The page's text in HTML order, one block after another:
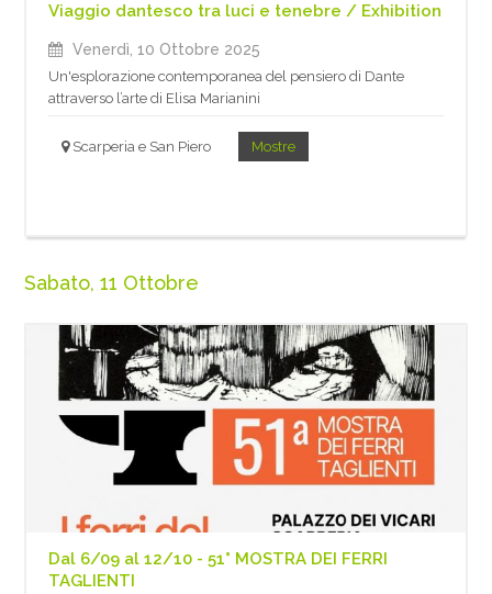
Viaggio dantesco tra luci e tenebre / Exhibition
Venerdì, 10 Ottobre 2025
Un'esplorazione contemporanea del pensiero di Dante
attraverso l’arte di Elisa Marianini
Scarperia e San Piero Mostre
Sabato, 11 Ottobre
Dal 6/09 al 12/10 - 51° MOSTRA DEI FERRI
TAGLIENTI